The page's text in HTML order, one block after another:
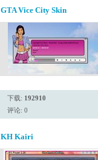
GTA Vice City Skin
下载: 192910
评论: 0
KH Kairi